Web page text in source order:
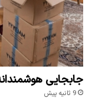
جابجایی
9 ثانیه پیش